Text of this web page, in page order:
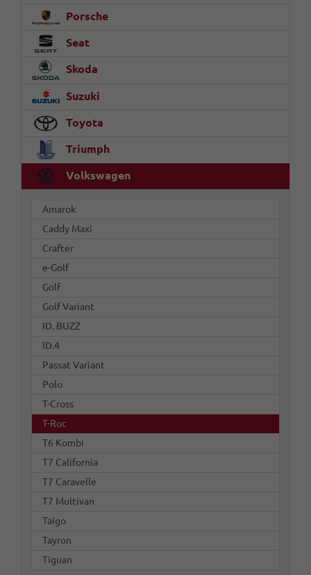
Porsche
Seat
Skoda
Suzuki
Toyota
Triumph
Volkswagen
Amarok
Caddy Maxi
Crafter
e-Golf
Golf
Golf Variant
ID. BUZZ
ID.4
Passat Variant
Polo
T-Cross
T-Roc
T6 Kombi
T7 California
T7 Caravelle
T7 Multivan
Taigo
Tayron
Tiguan